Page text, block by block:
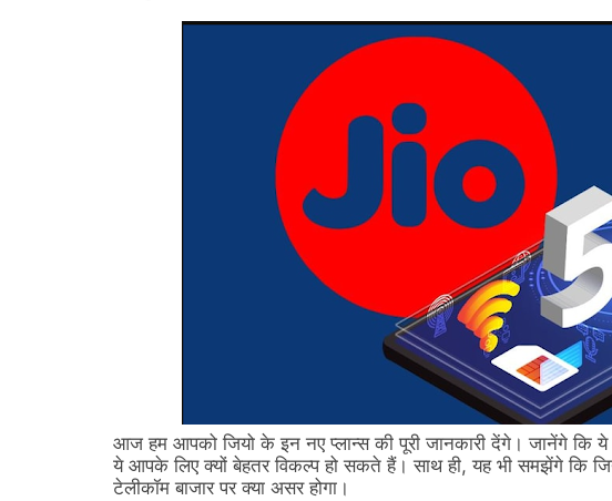
आज हम आपको जियो के इन नए प्लान्स की पूरी जानकारी देंगे। जानेंगे कि
ये आपके लिए क्यों बेहतर विकल्प हो सकते हैं। साथ ही, यह भी समझेंगे कि
टेलीकॉम बाजार पर क्या असर होगा।